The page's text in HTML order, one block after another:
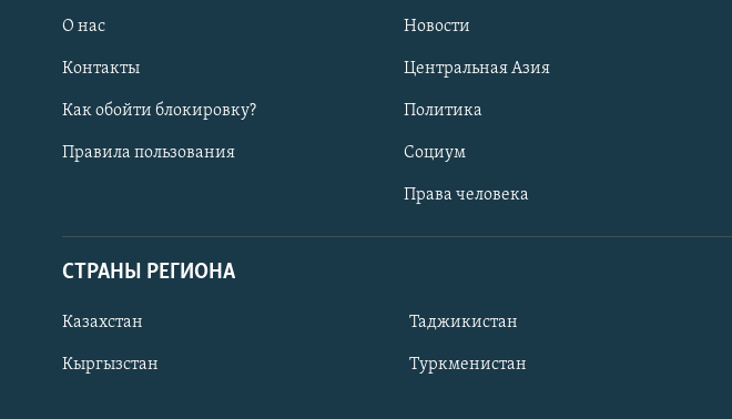
О нас
Контакты
Как обойти блокировку?
Правила пользования
Новости
Центральная Азия
Политика
Социум
Права человека
СТРАНЫ РЕГИОНА
Казахстан
Кыргызстан
Таджикистан
Туркменистан